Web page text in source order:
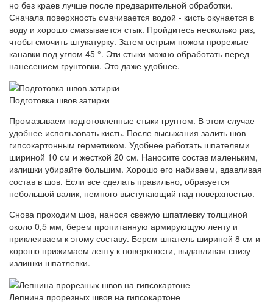
но без краев лучше после предварительной обработки.
Сначала поверхность смачивается водой - кисть окунается в
воду и хорошо смазывается стык. Пройдитесь несколько раз,
чтобы смочить штукатурку. Затем острым ножом прорежьте
канавки под углом 45 °. Эти стыки можно обработать перед
нанесением грунтовки. Это даже удобнее.
Подготовка швов затирки
Промазываем подготовленные стыки грунтом. В этом случае
удобнее использовать кисть. После высыхания залить шов
гипсокартонным герметиком. Удобнее работать шпателями
шириной 10 см и жесткой 20 см. Наносите состав маленьким,
излишки убирайте большим. Хорошо его набиваем, вдавливая
состав в шов. Если все сделать правильно, образуется
небольшой валик, немного выступающий над поверхностью.
Снова проходим шов, нанося свежую шпатлевку толщиной
около 0,5 мм, берем пропитанную армирующую ленту и
приклеиваем к этому составу. Берем шпатель шириной 8 см и
хорошо прижимаем ленту к поверхности, выдавливая снизу
излишки шпатлевки.
Лепнина прорезных швов на гипсокартоне